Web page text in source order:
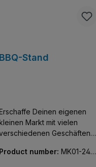
BBQ-Stand
Deinen eigenen
Markt mit vielen
Geschäften
eine feine Cervelat vom Grill.
Product number:MK01-240